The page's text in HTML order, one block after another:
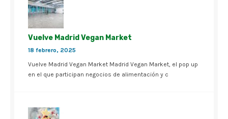
Vuelve Madrid Vegan Market
18 febrero, 2025
Vuelve Madrid Vegan Market Madrid Vegan Market, el pop up
en el que participan negocios de alimentación y c